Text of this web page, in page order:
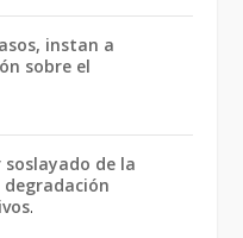
instan a
sobre el
de la
.